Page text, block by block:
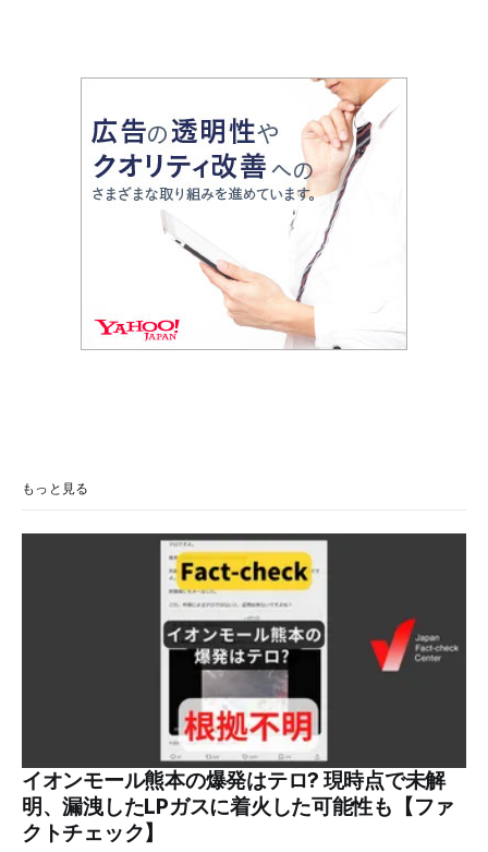
もっと見る
イオンモール熊本の爆発はテロ? 現時点で未解
明、漏洩したLPガスに着火した可能性も【ファ
クトチェック】